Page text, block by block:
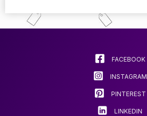
FACEBOOK
INSTAGRAM
PINTEREST
LINKEDIN